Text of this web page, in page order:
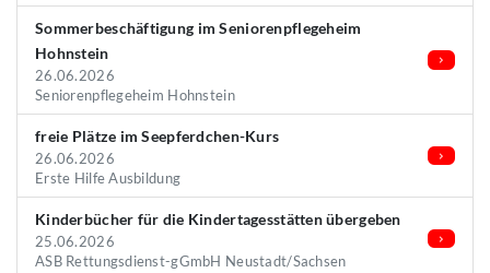
Sommerbeschäftigung im Seniorenpflegeheim
Hohnstein
26.06.2026
Seniorenpflegeheim Hohnstein
freie Plätze im Seepferdchen-Kurs
26.06.2026
Erste Hilfe Ausbildung
Kinderbücher für die Kindertagesstätten übergeben
25.06.2026
ASB Rettungsdienst-gGmbH Neustadt/Sachsen